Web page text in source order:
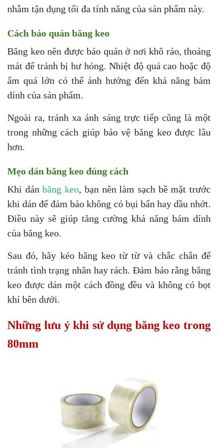
nhằm tận dụng tối đa tính năng của sản phẩm này.
Cách bảo quản băng keo
Băng keo nên được bảo quản ở nơi khô ráo, thoáng
mát để tránh bị hư hỏng. Nhiệt độ quá cao hoặc độ
ẩm quá lớn có thể ảnh hưởng đến khả năng bám
dính của sản phẩm.
Ngoài ra, tránh xa ánh sáng trực tiếp cũng là một
trong những cách giúp bảo vệ băng keo được lâu
hơn.
Mẹo dán băng keo đúng cách
Khi dánbăng keo, bạn nên làm sạch bề mặt trước
khi dán để đảm bảo không có bụi bẩn hay dầu nhớt.
Điều này sẽ giúp tăng cường khả năng bám dính
của băng keo.
Sau đó, hãy kéo băng keo từ từ và chắc chắn để
tránh tình trạng nhăn hay rách. Đảm bảo rằng băng
keo được dán một cách đồng đều và không có bọt
khí bên dưới.
Những lưu ý khi sử dụng băng keo trong
80mm